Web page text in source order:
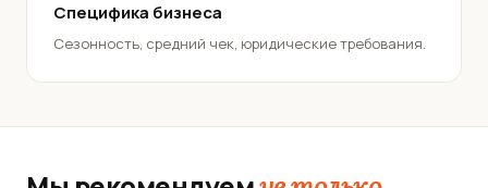
Специфика бизнеса
Сезонность, средний чек, юридические требования.